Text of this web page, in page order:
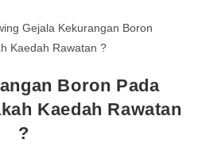
Boron Pada
Kaedah Rawatan
?